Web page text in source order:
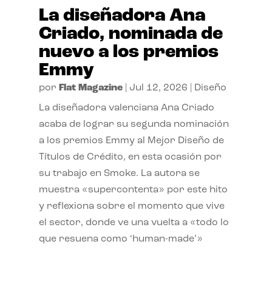
La diseñadora Ana
Criado, nominada de
nuevo a los premios
Emmy
por Flat Magazine| Jul 12, 2026 Diseño
La diseñadora valenciana Ana Criado
acaba de lograr su segunda nominación
a los premios Emmy al Mejor Diseño de
Títulos de Crédito, en esta ocasión por
su trabajo en Smoke. La autora se
muestra «supercontenta» por este hito
y reflexiona sobre el momento que vive
el sector, donde ve una vuelta a «todo lo
que resuena como ‘human-made’»